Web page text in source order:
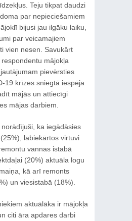
Teju tikpat daudzi
par nepieciešamiem
bijusi jau ilgāku laiku,
par veicamajiem
vien nesen. Savukārt
mājokļa
pievērsties
19 krīzes sniegtā iespēja
mājās un attiecīgi
mājas darbiem.
ka iegādāsies
labiekārtos virtuvi
vannas istabā
(20%) aktuāla logu
kā arī remonts
un viesistabā (18%).
aktuālāka ir mājokļa
citi āra apdares darbi